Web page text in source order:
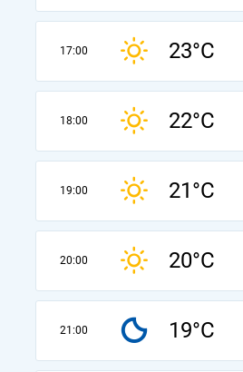
17:00 23°C
18:00 22°C
19:00 21°C
20:00 20°C
21:00 19°C